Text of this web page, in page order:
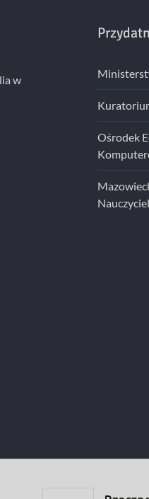
w
Ośrodek